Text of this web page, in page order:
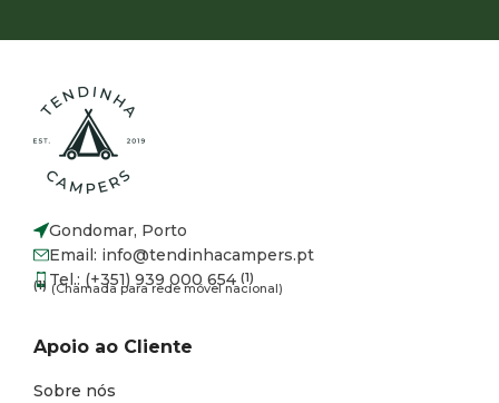
Gondomar, Porto
Email: info@tendinhacampers.pt
Tel.: (+351) 939 000 654 (1)
(1) (Chamada para rede móvel nacional)
Apoio ao Cliente
Sobre nós